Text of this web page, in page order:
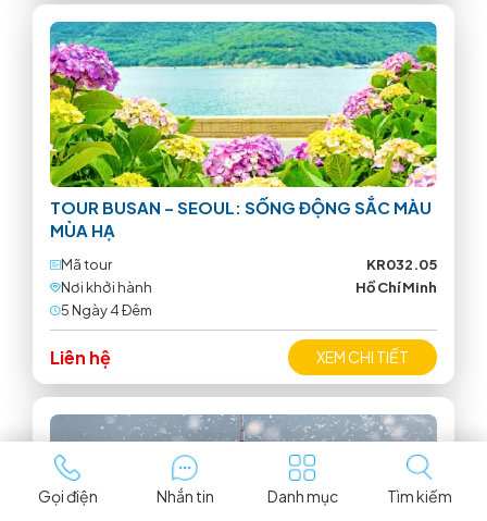
TOUR BUSAN – SEOUL: SỐNG ĐỘNG SẮC MÀU
MÙA HẠ
Mã tour
KR032.05
Nơi khởi hành
Hồ Chí Minh
5 Ngày 4 Ðêm
Liên hệ XEM CHI TIẾT
Gọi điện Nhắn tin Danh mục Tìm kiếm